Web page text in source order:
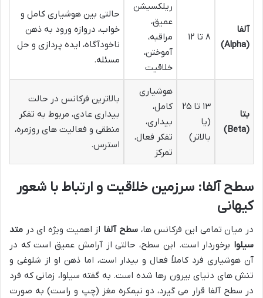
آلفا
(Alpha)
۸ تا ۱۲
ریلکسیشن
عمیق،
مراقبه،
آموختن،
خلاقیت
حالتی بین هوشیاری کامل و
خواب، دروازه ورود به ذهن
ناخودآگاه، ایده پردازی و حل
مسئله.
بتا
(Beta)
۱۳ تا ۲۵
(یا
بالاتر)
هوشیاری
کامل،
بیداری،
تفکر فعال،
تمرکز
بالاترین فرکانس در حالت
بیداری عادی، مربوط به تفکر
منطقی و فعالیت های روزمره،
استرس.
سطح آلفا: سرزمین خلاقیت و ارتباط با شعور
کیهانی
در میان تمامی این فرکانس ها،سطح آلفا از اهمیت ویژه ای در متد
سیلوا برخوردار است. این سطح، حالتی از آرامش عمیق است که در
آن هوشیاری فرد کاملاً فعال و بیدار است، اما ذهن او از شلوغی و
تنش های دنیای بیرون رها شده است. به گفته سیلوا، زمانی که فرد
در سطح آلفا قرار می گیرد، دو نیمکره مغز (چپ و راست) به صورت